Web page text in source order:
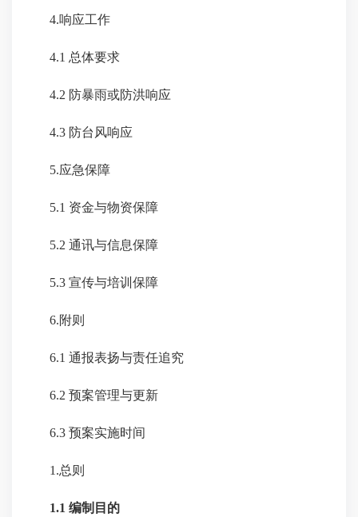
4.响应工作
4.1 总体要求
4.2 防暴雨或防洪响应
4.3 防台风响应
5.应急保障
5.1 资金与物资保障
5.2 通讯与信息保障
5.3 宣传与培训保障
6.附则
6.1 通报表扬与责任追究
6.2 预案管理与更新
6.3 预案实施时间
1.总则
1.1 编制目的